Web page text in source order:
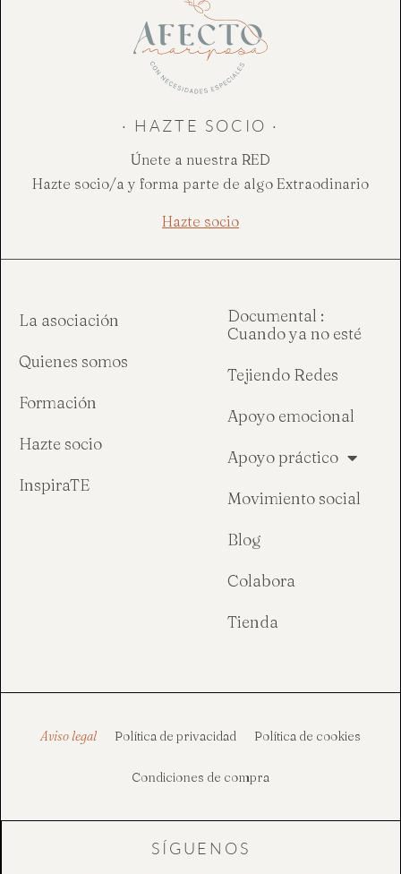
· HAZTE SOCIO ·
Únete a nuestra RED
Hazte socio/a y forma parte de algo Extraodinario
Hazte socio
La asociación
Quienes somos
Formación
Hazte socio
InspiraTE
Documental :
Cuando ya no esté
Tejiendo Redes
Apoyo emocional
Apoyo práctico
Movimiento social
Blog
Colabora
Tienda
Aviso legal Política de privacidad Política de cookies
Condiciones de compra
SÍGUENOS